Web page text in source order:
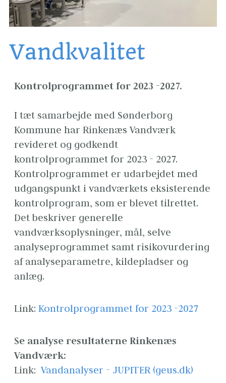
Vandkvalitet
Kontrolprogrammet for 2023 -2027.
I tæt samarbejde med Sønderborg
Kommune har Rinkenæs Vandværk
revideret og godkendt
kontrolprogrammet for 2023 - 2027.
Kontrolprogrammet er udarbejdet med
udgangspunkt i vandværkets eksisterende
kontrolprogram, som er blevet tilrettet.
Det beskriver generelle
vandværksoplysninger, mål, selve
analyseprogrammet samt risikovurdering
af analyseparametre, kildepladser og
anlæg.
Link: Kontrolprogrammet for 2023 -2027
Se analyse resultaterne Rinkenæs
Vandværk:
Link: Vandanalyser - JUPITER (geus.dk)